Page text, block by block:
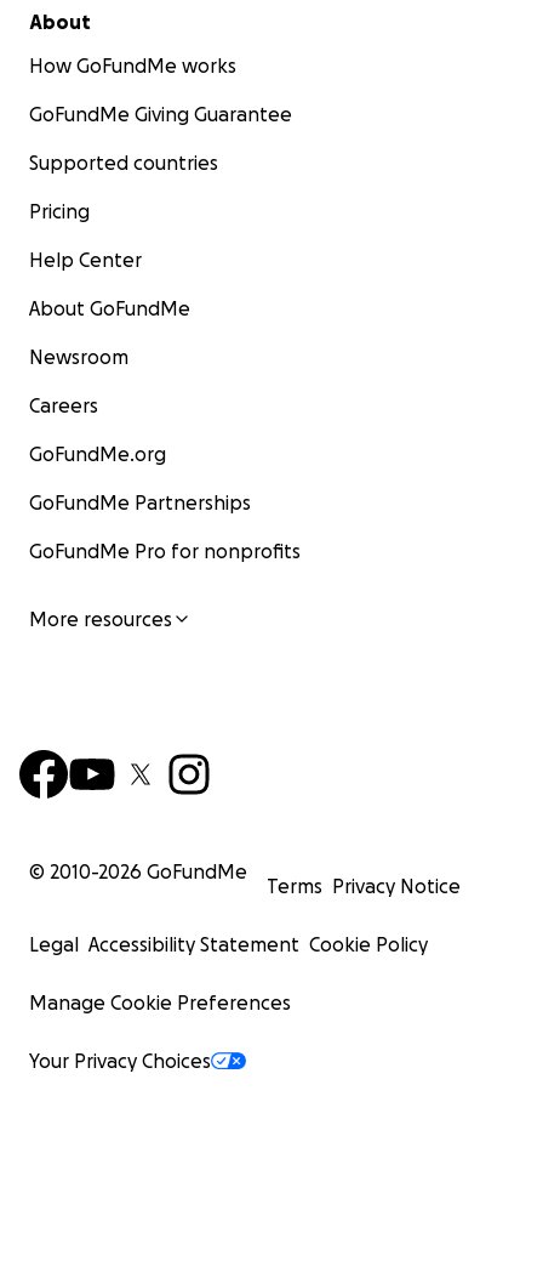
About
How GoFundMe works
GoFundMe Giving Guarantee
Supported countries
Pricing
Help Center
About GoFundMe
Newsroom
Careers
GoFundMe.org
GoFundMe Partnerships
GoFundMe Pro for nonprofits
More resources
© 2010-2026 GoFundMe
Terms Privacy Notice
Legal Accessibility Statement Cookie Policy
Manage Cookie Preferences
Your Privacy Choices